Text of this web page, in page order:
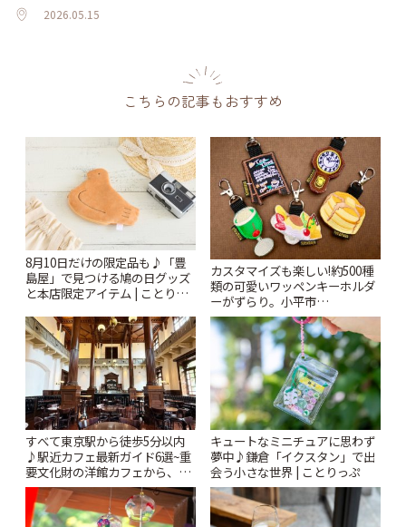
2026.05.15
こちらの記事もおすすめ
8月10日だけの限定品も♪「豊
島屋」で見つける鳩の日グッズ
と本店限定アイテム | ことりっ
カスタマイズも楽しい!約500種
類の可愛いワッペンキーホルダ
ーがずらり。小平市
「Kimamaya T&K」 | ことりっ
ぷ
すべて東京駅から徒歩5分以内
♪駅近カフェ最新ガイド6選~重
要文化財の洋館カフェから、改
札すぐのレトロ喫茶まで~ | こと
りっぷ
キュートなミニチュアに思わず
夢中♪鎌倉「イクスタン」で出
会う小さな世界 | ことりっぷ